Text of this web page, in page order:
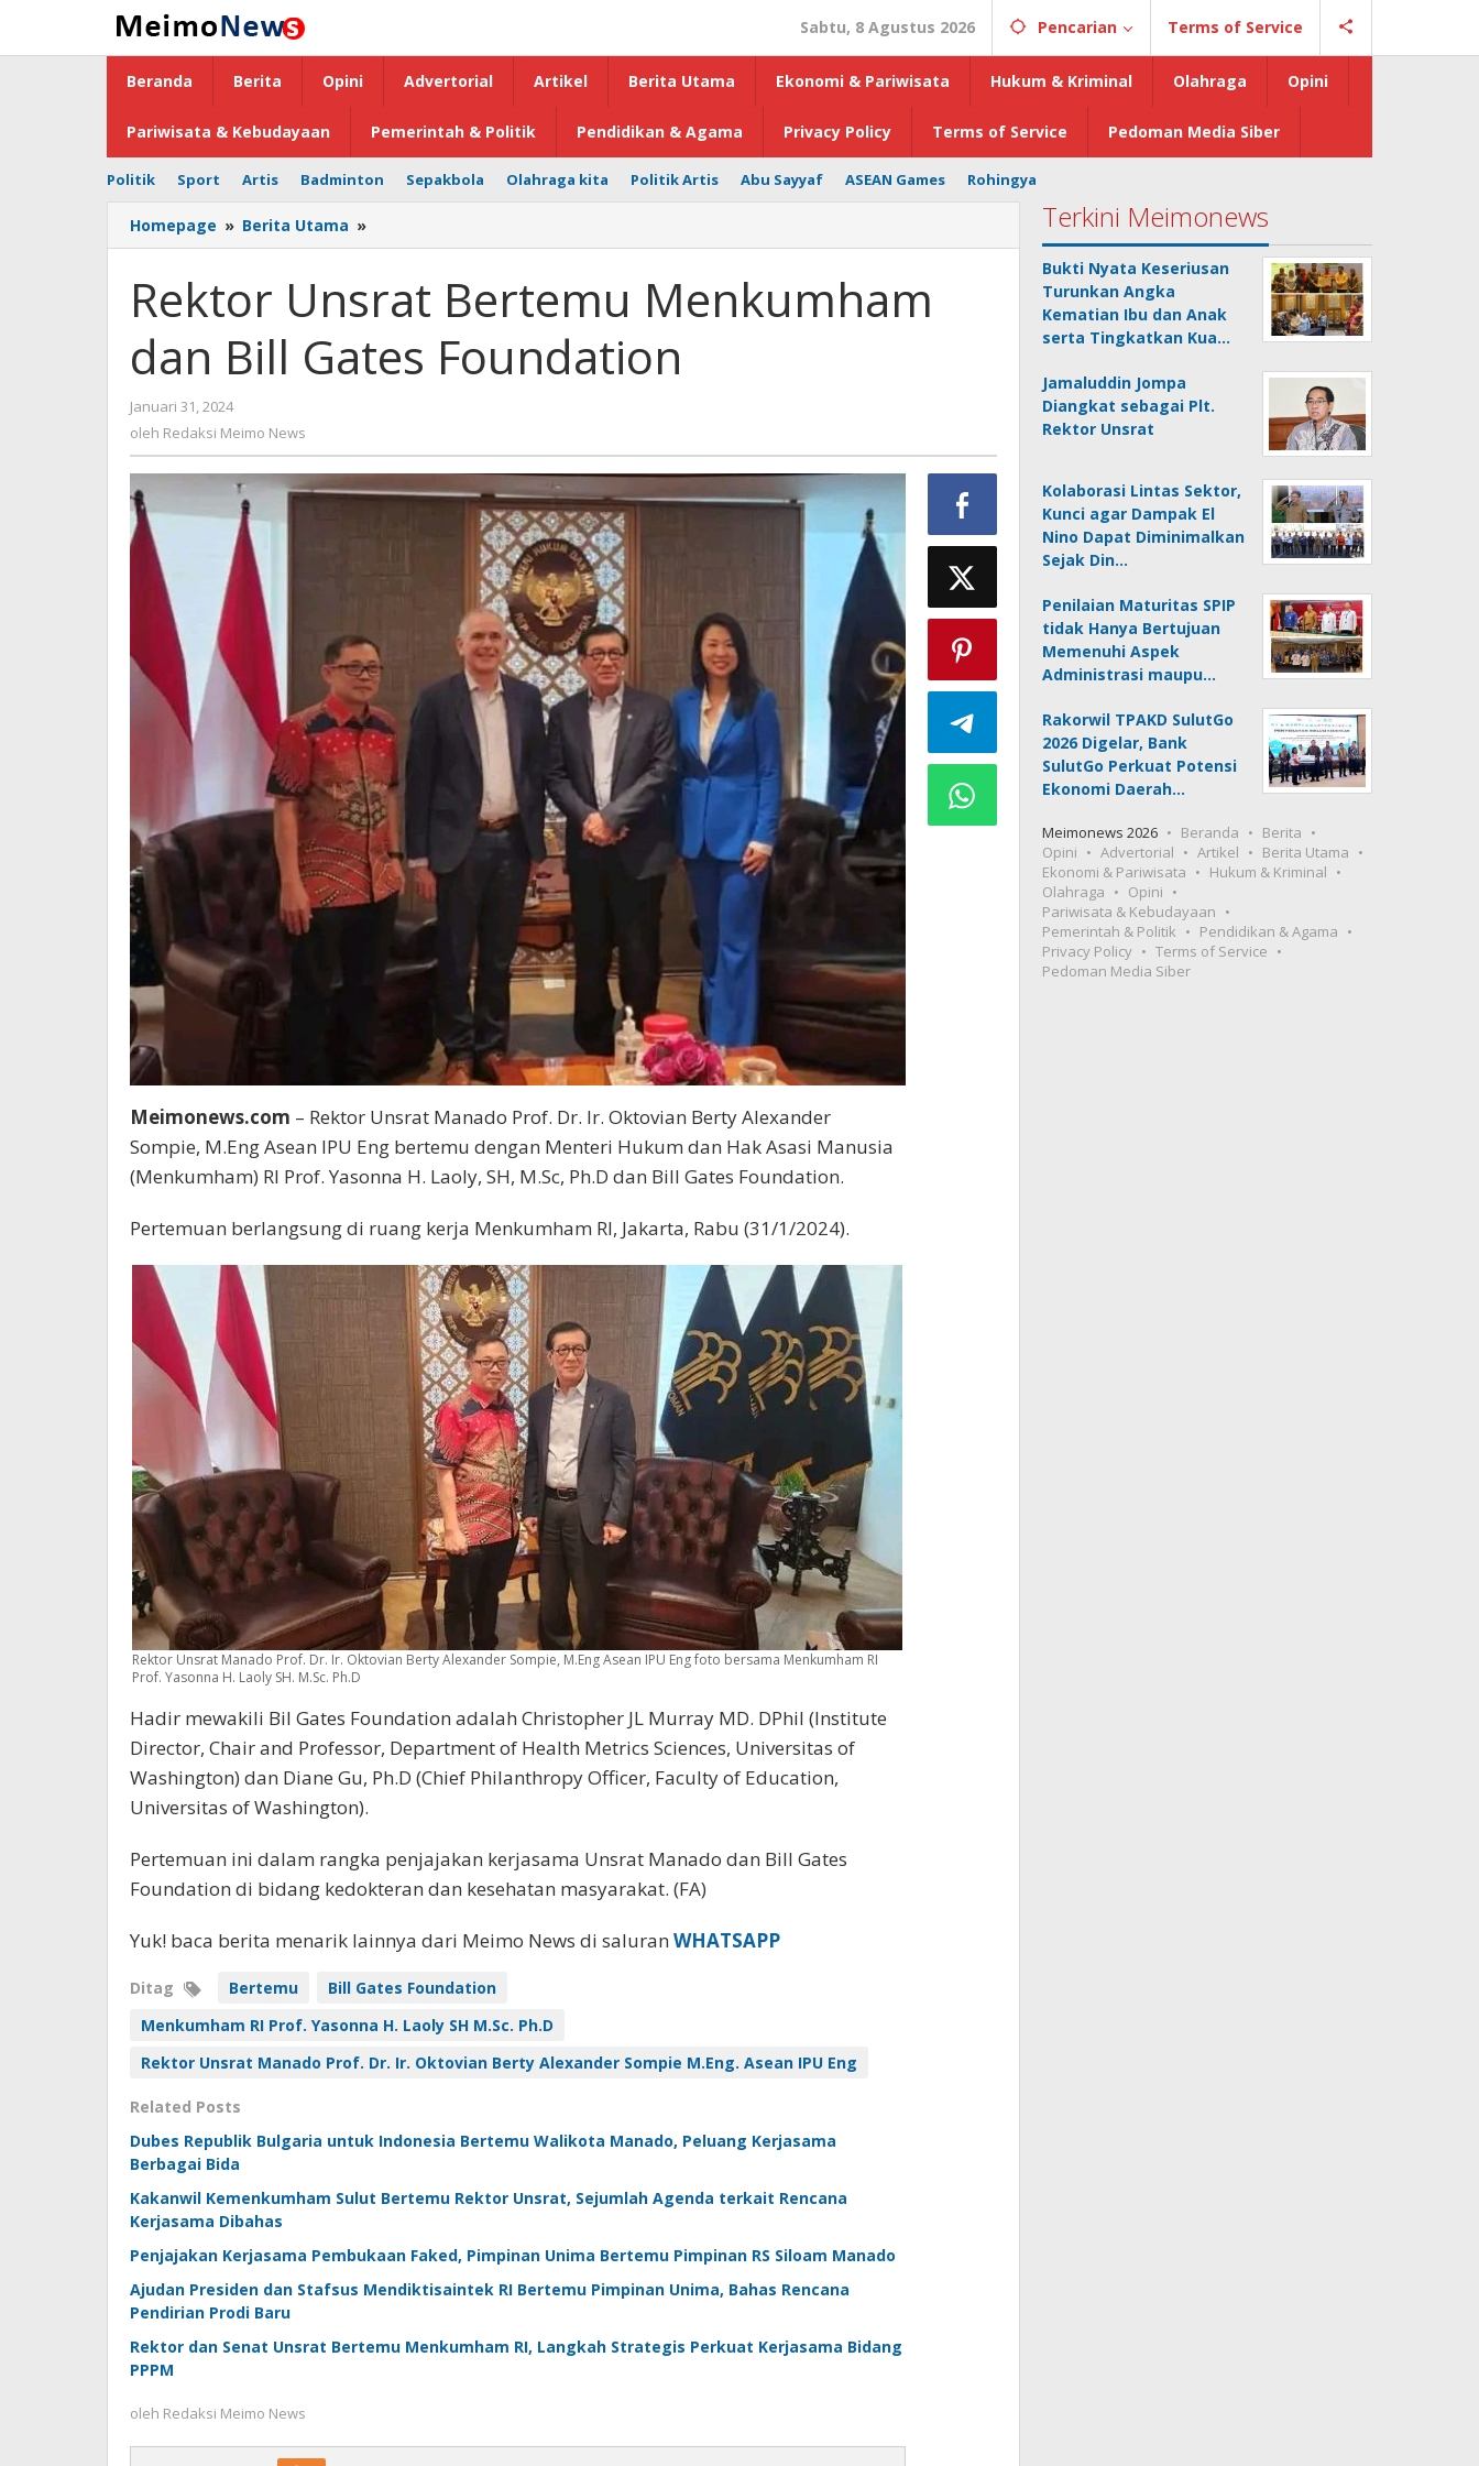
konten
Sabtu, 8 Agustus 2026 Pencarian Terms of Service
Beranda Berita Opini Advertorial Artikel Berita Utama Ekonomi & Pariwisata Hukum & Kriminal Olahraga Opini
Pariwisata & Kebudayaan Pemerintah & Politik Pendidikan & Agama Privacy Policy Terms of Service Pedoman Media Siber
Politik Sport Artis Badminton Sepakbola Olahraga kita Politik Artis Abu Sayyaf ASEAN Games Rohingya
Homepage » Berita Utama »
Unsrat
Menkumham
dan
Gates
Rektor Unsrat Bertemu Menkumham
dan Bill Gates Foundation
Januari 31, 2024
Redaksi
News
oleh Redaksi Meimo News
Meimonews.com – Rektor Unsrat Manado Prof. Dr. Ir. Oktovian Berty Alexander
Sompie, M.Eng Asean IPU Eng bertemu dengan Menteri Hukum dan Hak Asasi Manusia
(Menkumham) RI Prof. Yasonna H. Laoly, SH, M.Sc, Ph.D dan Bill Gates Foundation.
Pertemuan berlangsung di ruang kerja Menkumham RI, Jakarta, Rabu (31/1/2024).
Rektor Unsrat Manado Prof. Dr. Ir. Oktovian Berty Alexander Sompie, M.Eng Asean IPU Eng foto bersama Menkumham RI
Prof. Yasonna H. Laoly SH. M.Sc. Ph.D
Hadir mewakili Bil Gates Foundation adalah Christopher JL Murray MD. DPhil (Institute
Director, Chair and Professor, Department of Health Metrics Sciences, Universitas of
Washington) dan Diane Gu, Ph.D (Chief Philanthropy Officer, Faculty of Education,
Universitas of Washington).
Pertemuan ini dalam rangka penjajakan kerjasama Unsrat Manado dan Bill Gates
Foundation di bidang kedokteran dan kesehatan masyarakat. (FA)
Yuk! baca berita menarik lainnya dari Meimo News di saluran WHATSAPP
Ditag Bertemu
Bill Gates Foundation
Menkumham RI Prof. Yasonna H. Laoly SH M.Sc. Ph.D
Rektor Unsrat Manado Prof. Dr. Ir. Oktovian Berty Alexander Sompie M.Eng. Asean IPU Eng
Related Posts
Dubes Republik Bulgaria untuk Indonesia Bertemu Walikota Manado, Peluang Kerjasama
Berbagai Bida
Kakanwil Kemenkumham Sulut Bertemu Rektor Unsrat, Sejumlah Agenda terkait Rencana
Kerjasama Dibahas
Penjajakan Kerjasama Pembukaan Faked, Pimpinan Unima Bertemu Pimpinan RS Siloam Manado
Ajudan Presiden dan Stafsus Mendiktisaintek RI Bertemu Pimpinan Unima, Bahas Rencana
Pendirian Prodi Baru
Rektor dan Senat Unsrat Bertemu Menkumham RI, Langkah Strategis Perkuat Kerjasama Bidang
PPPM
oleh Redaksi Meimo News
Terkini Meimonews
Bukti Nyata Keseriusan
Turunkan Angka
Kematian Ibu dan Anak
serta Tingkatkan Kua…
Jamaluddin Jompa
Diangkat sebagai Plt.
Rektor Unsrat
Kolaborasi Lintas Sektor,
Kunci agar Dampak El
Nino Dapat Diminimalkan
Sejak Din…
Penilaian Maturitas SPIP
tidak Hanya Bertujuan
Memenuhi Aspek
Administrasi maupu…
Rakorwil TPAKD SulutGo
2026 Digelar, Bank
SulutGo Perkuat Potensi
Ekonomi Daerah…
Meimonews 2026 Beranda
Berita
Opini
Advertorial Artikel
Berita Utama
Ekonomi & Pariwisata
Hukum & Kriminal
Olahraga
Opini
Pariwisata & Kebudayaan
Pemerintah & Politik
Pendidikan & Agama
Privacy Policy
Terms of Service
Pedoman Media Siber